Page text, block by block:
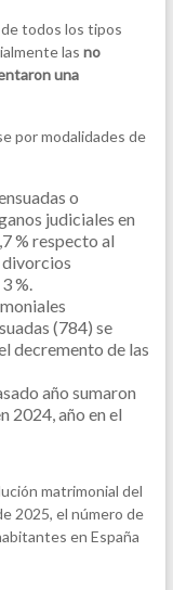
todos los tipos
las no
una
por modalidades de
o
judiciales en
% respecto al
%.
(784) se
decremento de las
año sumaron
2024, año en el
matrimonial del
2025, el número de
en España